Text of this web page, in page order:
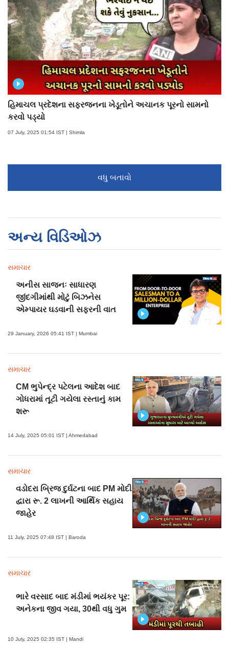
હિમાચલ પ્રદેશના સફરજનના ખેડૂતોને અચાનક પૂરનો સામનો
કરવો પડ્યો
07 July, 2025 01:54 IST | Shimla
વધુ બતાવો
અન્ય વિડિઓઝ
સમાચાર
અનીસ સાજનઃ સાધારણ
જીંદગીમાંથી મોટું બિઝનેસ
એમ્પાયર ઘડવાની સફરની વાત
29 January, 2026 05:41 IST | Mumbai
સમાચાર
CM ભુપેન્દ્ર પટેલના આદેશ બાદ
ગોધરામાં તૂટી ગયેલા રસ્તાનું કામ
શરૂ
14 July, 2025 05:01 IST | Ahmedabad
સમાચાર
વડોદરા બ્રિજ દુર્ઘટના બાદ PM મોદી
દ્વારા રૂ. 2 લાખની આર્થિક સહાય
જાહેર
11 July, 2025 07:48 IST | Baroda
સમાચાર
ભારે વરસાદ બાદ મંડીમાં ભયંકર પૂર:
અનેકના જીવ ગયા, 30થી વધુ ગુમ
10 July, 2025 02:35 IST | Mandi